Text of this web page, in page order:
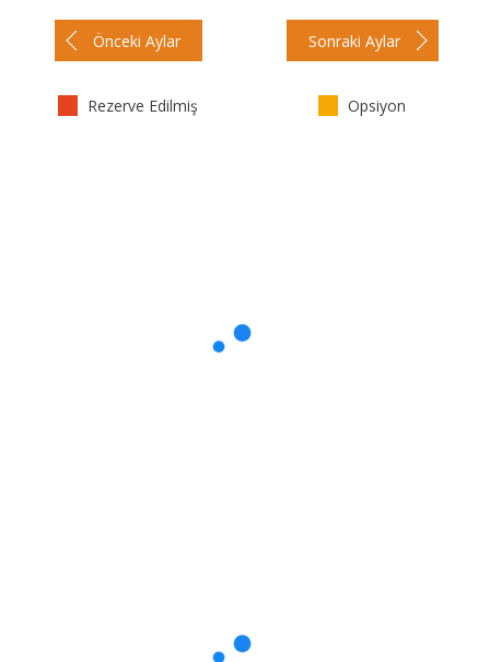
Önceki Aylar Sonraki Aylar
Rezerve Edilmiş Opsiyon